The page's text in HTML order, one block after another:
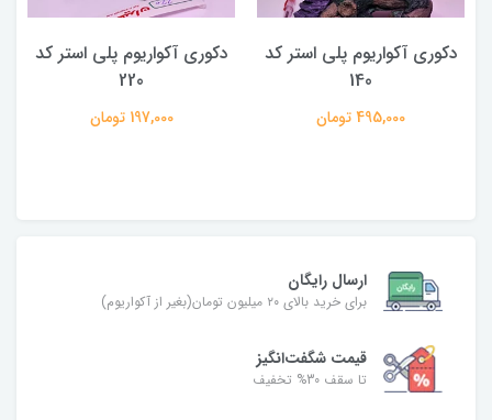
دکوری آکواریوم پلی استر کد
140
495,000 تومان
دکوری آکواریوم پلی استر کد
220
197,000 تومان
ارسال رایگان
برای خرید بالای ۲۰ میلیون تومان(بغیر از آکواریوم)
قیمت شگفت‌انگیز
تا سقف 30% تخفیف